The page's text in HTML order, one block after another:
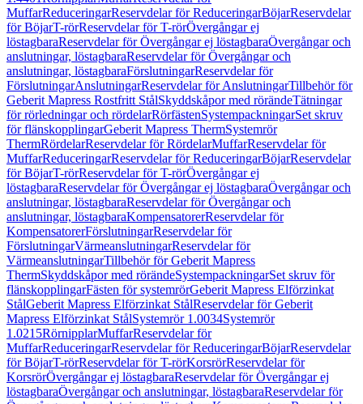
MuffarReduceringarReservdelar för ReduceringarBöjarReservdelar
för BöjarT-rörReservdelar för T-rörÖvergångar ej
löstagbaraReservdelar för Övergångar ej löstagbaraÖvergångar och
anslutningar, löstagbaraReservdelar för Övergångar och
anslutningar, löstagbaraFörslutningarReservdelar för
FörslutningarAnslutningarReservdelar för AnslutningarTillbehör för
Geberit Mapress Rostfritt StålSkyddskåpor med rörändeTätningar
för rörledningar och rördelarRörfästenSystempackningarSet skruv
för flänskopplingarGeberit Mapress ThermSystemrör
ThermRördelarReservdelar för RördelarMuffarReservdelar för
MuffarReduceringarReservdelar för ReduceringarBöjarReservdelar
för BöjarT-rörReservdelar för T-rörÖvergångar ej
löstagbaraReservdelar för Övergångar ej löstagbaraÖvergångar och
anslutningar, löstagbaraReservdelar för Övergångar och
anslutningar, löstagbaraKompensatorerReservdelar för
KompensatorerFörslutningarReservdelar för
FörslutningarVärmeanslutningarReservdelar för
VärmeanslutningarTillbehör för Geberit Mapress
ThermSkyddskåpor med rörändeSystempackningarSet skruv för
flänskopplingarFästen för systemrörGeberit Mapress Elförzinkat
StålGeberit Mapress Elförzinkat StålReservdelar för Geberit
Mapress Elförzinkat StålSystemrör 1.0034Systemrör
1.0215RörnipplarMuffarReservdelar för
MuffarReduceringarReservdelar för ReduceringarBöjarReservdelar
för BöjarT-rörReservdelar för T-rörKorsrörReservdelar för
KorsrörÖvergångar ej löstagbaraReservdelar för Övergångar ej
löstagbaraÖvergångar och anslutningar, löstagbaraReservdelar för